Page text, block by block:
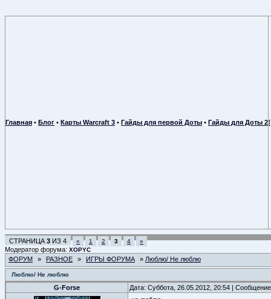
Главная • Блог • Карты Warcraft 3 • Гайды для первой Доты • Гайды для Доты 2
СТРАНИЦА 3 ИЗ 4 « 1 2 3 4 »
Модератор форума: XOPYC
ФОРУМ » РАЗНОЕ » ИГРЫ ФОРУМА » Люблю/ Не люблю
Люблю/ Не люблю
G-Forse Дата: Суббота, 26.05.2012, 20:54 |